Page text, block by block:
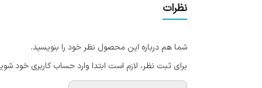
نظرات
شما هم درباره این محصول نظر خود را بنویسید.
برای ثبت نظر، لازم است ابتدا وارد حساب کاربری خود